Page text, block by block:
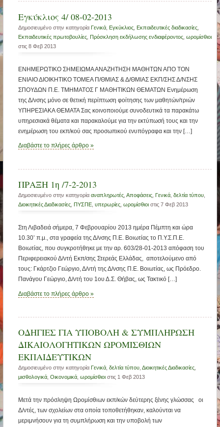
Εγκύκλιος 4/ 08-02-2013
Δημοσιευμένο στην κατηγορία Γενικά, Εγκύκλιος, Εκπαιδευτικές διαδικασίες,
Εκπαιδευτικές πρωτοβουλίες, Πρόσκληση εκδήλωσης ενδιαφέροντος, ωρομίσθιοι
στις 8 Φεβ 2013
ΕΝΗΜΕΡΩΤΙΚΟ ΣΗΜΕΙΩΜΑ ΑΝΑΖΗΤΗΣΗ ΜΑΘΗΤΩΝ ΑΠΟ ΤΟΝ
ΕΝΙΑΙΟ ΔΙΟΙΚΗΤΙΚΟ ΤΟΜΕΑ Π/ΘΜΙΑΣ & Δ/ΘΜΙΑΣ ΕΚΠ/ΣΗΣ Δ/ΝΣΗΣ
ΣΠΟΥΔΩΝ Π.Ε. ΤΜΗΜΑΤΟΣ Γ ΜΑΘΗΤΙΚΩΝ ΘΕΜΑΤΩΝ Ενημέρωση
της Δ/νσης μόνο σε θετική περίπτωση φοίτησης των μαθητών/τριών
ΥΠΗΡΕΣΙΑΚΑ ΘΕΜΑΤΑ Σας κοινοποιούμε συνοδευτικά τα παρακάτω
υπηρεσιακά θέματα και παρακαλούμε για την εκτύπωσή τους και την
ενημέρωση του εκπ/κού σας προσωπικού ενυπόγραφα και την […]
Διαβάστε το πλήρες άρθρο »
ΠΡΑΞΗ 1η /7-2-2013
Δημοσιευμένο στην κατηγορία αναπληρωτές, Αποφάσεις, Γενικά, δελτία τύπου,
Διοικητικές Διαδικασίες, ΠΥΣΠΕ, υπερωρίες, ωρομίσθιοιστις 7 Φεβ 2013
Στη Λιβαδειά σήμερα, 7 Φεβρουαρίου 2013 ημέρα Πέμπτη και ώρα
10.30’ π.μ., στα γραφεία της Δ/νσης Π.Ε. Βοιωτίας το Π.Υ.Σ.Π.Ε.
Βοιωτίας, που συγκροτήθηκε με την αρ. 603/28-01-2013 απόφαση του
Περιφερειακού Δ/ντή Εκπ/σης Στερεάς Ελλάδας, αποτελούμενο από
τους: Γκάρτζιο Γεώργιο, Δ/ντή της Δ/νσης Π.Ε. Βοιωτίας, ως Πρόεδρο.
Πανάγου Γεώργιο, Δ/ντή του 1ου Δ.Σ. Θήβας, ως Τακτικό […]
Διαβάστε το πλήρες άρθρο »
ΟΔΗΓΙΕΣ ΓΙΑ ΥΠΟΒΟΛΗ & ΣΥΜΠΛΗΡΩΣΗ
ΔΙΚΑΙΟΛΟΓΗΤΙΚΩΝ ΩΡΟΜΙΣΘΙΩΝ
ΕΚΠΑΙΔΕΥΤΙΚΩΝ
Δημοσιευμένο στην κατηγορία Γενικά, δελτία τύπου, Διοικητικές Διαδικασίες,
μισθολογικά, Οικονομικά, ωρομίσθιοιστις 1 Φεβ 2013
Μετά την πρόσληψη Ωρομίσθιων εκπ/κών δεύτερης ξένης γλώσσας οι
Δ/ντές, των σχολείων στα οποία τοποθετήθηκαν, καλούνται να
μεριμνήσουν για τη συμπλήρωση και την υποβολή των